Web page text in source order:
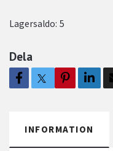
Lagersaldo: 5
Dela
INFORMATION